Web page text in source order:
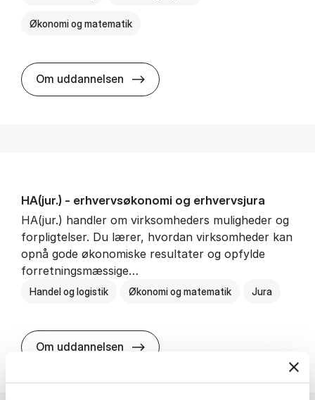
Økonomi og matematik
Om uddannelsen HA al­men erhvervs­økonomi
HA(jur.) - erhvervs­økonomi og erhvervs­jura
HA(jur.) handler om virksomheders muligheder og
forpligtelser. Du lærer, hvordan virksomheder kan
opnå gode økonomiske resultater og opfylde
forretningsmæssige…
Handel og logistik Økonomi og matematik Jura
Om uddannelsen HA(jur.) - erhvervs­økonomi og